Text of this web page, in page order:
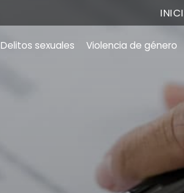
Delitos sexuales Violencia de género